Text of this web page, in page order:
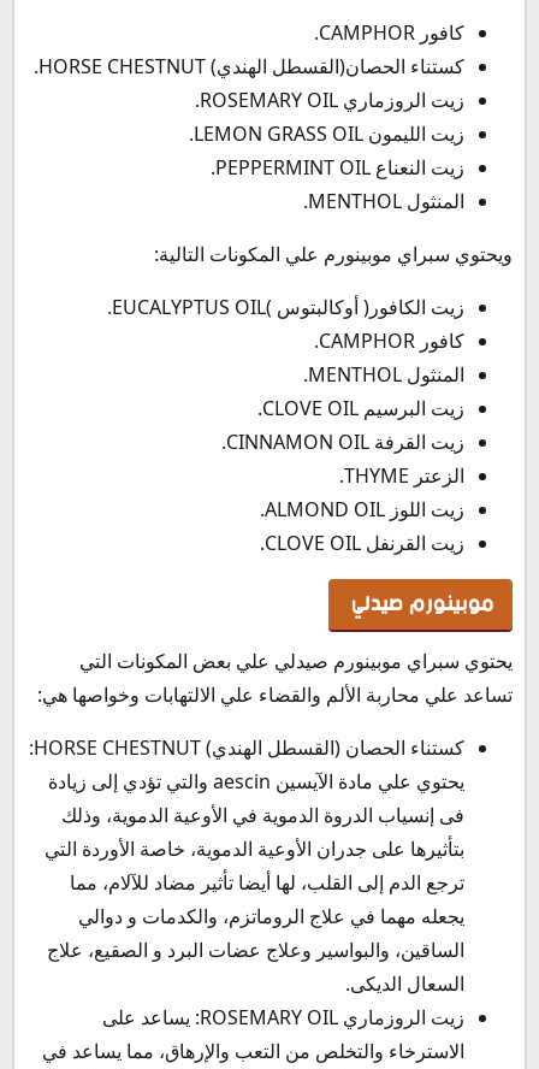
كافور CAMPHOR.
كستناء الحصان(القسطل الهندي) HORSE CHESTNUT.
زيت الروزماري ROSEMARY OIL.
زيت الليمون LEMON GRASS OIL.
زيت النعناع PEPPERMINT OIL.
المنثول MENTHOL.
ويحتوي سبراي موبينورم علي المكونات التالية:
زيت الكافور( أوكالبتوس )EUCALYPTUS OIL.
كافور CAMPHOR.
المنثول MENTHOL.
زيت البرسيم CLOVE OIL.
زيت القرفة CINNAMON OIL.
الزعتر THYME.
زيت اللوز ALMOND OIL.
زيت القرنفل CLOVE OIL.
موبينورم صيدلي
يحتوي سبراي موبينورم صيدلي علي بعض المكونات التي
تساعد علي محاربة الألم والقضاء علي الالتهابات وخواصها هي:
كستناء الحصان (القسطل الهندي) HORSE CHESTNUT:
يحتوي علي مادة الآيسين aescin والتي تؤدي إلى زيادة
فى إنسياب الدروة الدموية في الأوعية الدموية، وذلك
بتأثيرها على جدران الأوعية الدموية، خاصة الأوردة التي
ترجع الدم إلى القلب، لها أيضا تأثير مضاد للآلام، مما
يجعله مهما في علاج الروماتزم، والكدمات و دوالي
الساقين، والبواسير وعلاج عضات البرد و الصقيع، علاج
السعال الديكى.
زيت الروزماري ROSEMARY OIL: يساعد على
الاسترخاء والتخلص من التعب والإرهاق، مما يساعد في